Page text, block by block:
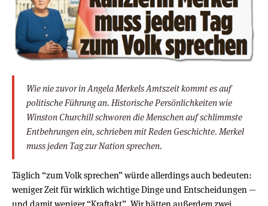
Wie nie zuvor in Angela Merkels Amtszeit kommt es auf
politische Führung an. Historische Persönlichkeiten wie
Winston Churchill schworen die Menschen auf schlimmste
Entbehrungen ein, schrieben mit Reden Geschichte. Merkel
muss jeden Tag zur Nation sprechen.
Täglich “zum Volk sprechen” würde allerdings auch bedeuten:
weniger Zeit für wirklich wichtige Dinge und Entscheidungen —